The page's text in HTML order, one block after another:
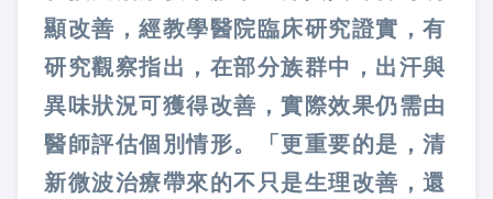
顯改善，經教學醫院臨床研究證實，有
研究觀察指出，在部分族群中，出汗與
異味狀況可獲得改善，實際效果仍需由
醫師評估個別情形。「更重要的是，清
新微波治療帶來的不只是生理改善，還